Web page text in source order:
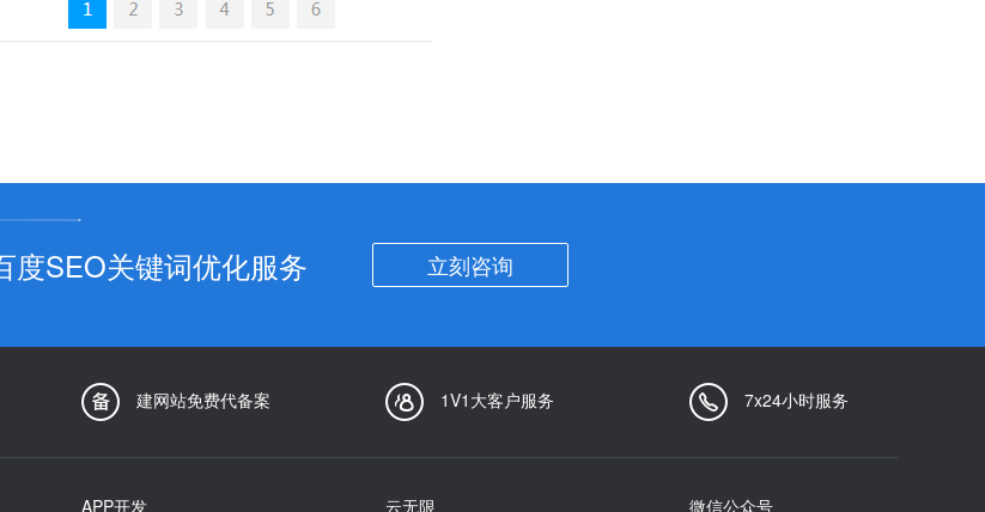
度SEO关键词优化服务 立刻咨询
建网站免费代备案 1V1大客户服务 7x24小时服务
APP开发 云无限 微信公众号